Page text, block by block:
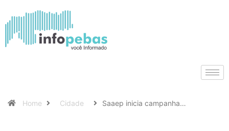
Home Cidade Saaep inicia campanha…